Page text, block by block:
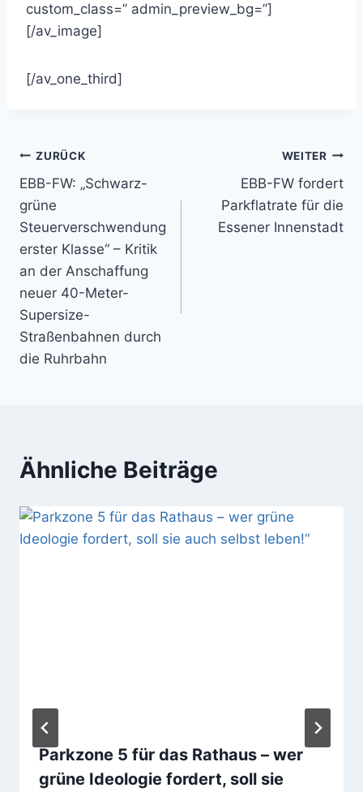
custom_class=” admin_preview_bg=”]
[/av_image]
[/av_one_third]
Beitragsnavigation
ZURÜCK
EBB-FW: „Schwarz-
grüne
Steuerverschwendung
erster Klasse“ – Kritik
an der Anschaffung
neuer 40-Meter-
Supersize-
Straßenbahnen durch
die Ruhrbahn
WEITER
EBB-FW fordert
Parkflatrate für die
Essener Innenstadt
Ähnliche Beiträge
Parkzone 5 für das Rathaus – wer
grüne Ideologie fordert, soll sie